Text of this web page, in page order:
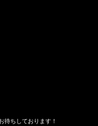
ちしております！